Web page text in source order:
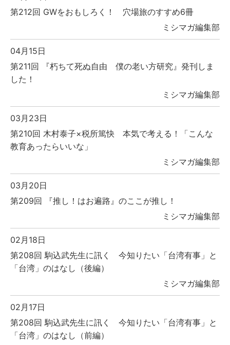
第212回 GWをおもしろく！ 穴場旅のすすめ6冊
ミシマガ編集部
04月15日
第211回 『朽ちて死ぬ自由 僕の老い方研究』発刊しま
した！
ミシマガ編集部
03月23日
第210回 木村泰子×税所篤快 本気で考える！「こんな
教育あったらいいな」
ミシマガ編集部
03月20日
第209回 『推し！はお遍路』のここが推し！
ミシマガ編集部
02月18日
第208回 駒込武先生に訊く 今知りたい「台湾有事」と
「台湾」のはなし（後編）
ミシマガ編集部
02月17日
第208回 駒込武先生に訊く 今知りたい「台湾有事」と
「台湾」のはなし（前編）